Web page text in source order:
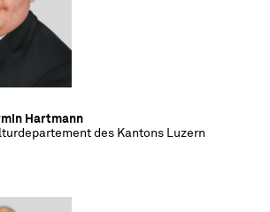
Hartmann
des Kantons Luzern